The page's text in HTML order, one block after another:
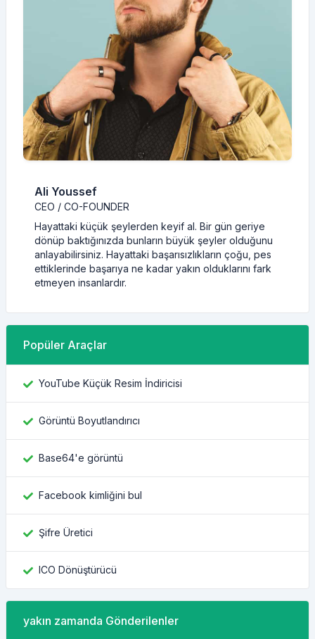
Ali Youssef
CEO / CO-FOUNDER
Hayattaki küçük şeylerden keyif al. Bir gün geriye
dönüp baktığınızda bunların büyük şeyler olduğunu
anlayabilirsiniz. Hayattaki başarısızlıkların çoğu, pes
ettiklerinde başarıya ne kadar yakın olduklarını fark
etmeyen insanlardır.
Popüler Araçlar
YouTube Küçük Resim İndiricisi
Görüntü Boyutlandırıcı
Base64'e görüntü
Facebook kimliğini bul
Şifre Üretici
ICO Dönüştürücü
yakın zamanda Gönderilenler